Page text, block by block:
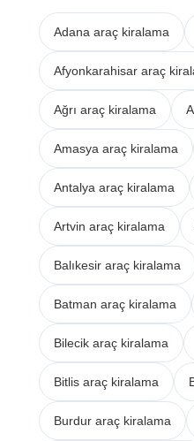
Adana araç kiralama
Afyonkarahisar araç
Ağrı araç kiralama
Amasya araç kiralama
Antalya araç kiralama
Artvin araç kiralama
Balıkesir araç kiralama
Batman araç kiralama
Bilecik araç kiralama
Bitlis araç kiralama
Burdur araç kiralama